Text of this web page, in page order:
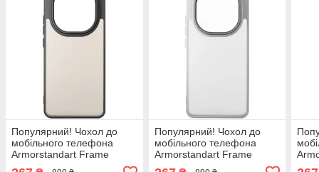
Популярний! Чохол до
мобільного телефона
Armorstandart Frame
Xiaomi Redmi Note 15 4G
Популярний! Чохол до
мобільного телефона
Armorstandart Frame
Xiaomi Redmi Note 15 4G